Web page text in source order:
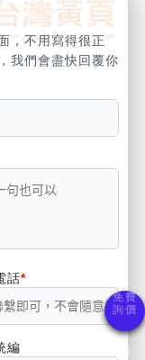
，不用寫得很正
我們會盡快回覆你
話
編